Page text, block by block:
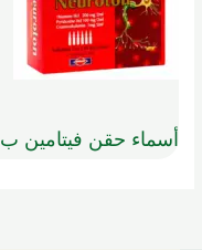
أسماء حقن فيتامين ب12 واشكالها بالصور